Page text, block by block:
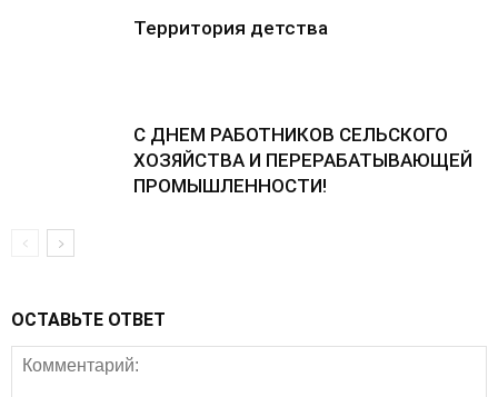
Территория детства
С ДНЕМ РАБОТНИКОВ СЕЛЬСКОГО
ХОЗЯЙСТВА И ПЕРЕРАБАТЫВАЮЩЕЙ
ПРОМЫШЛЕННОСТИ!
ОСТАВЬТЕ ОТВЕТ